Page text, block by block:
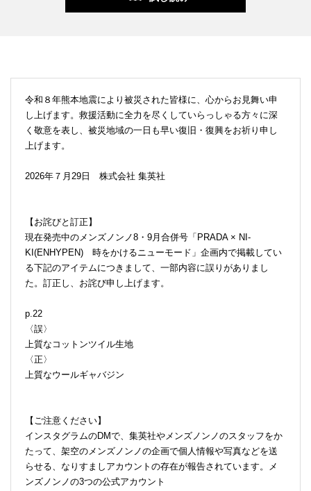
令和８年熊本地震により被災された皆様に、心からお見舞い申
し上げます。救援活動に全力を尽くしていらっしゃる方々に深
く敬意を表し、被災地域の一日も早い復旧・復興をお祈り申し
上げます。
2026年７月29日 株式会社 集英社
【お詫びと訂正】
現在発売中のメンズノンノ8・9月合併号「PRADA × NI-
KI(ENHYPEN) 時をかけるニューモード」企画内で掲載してい
る下記のアイテムにつきまして、一部内容に誤りがありまし
た。訂正し、お詫び申し上げます。
p.22
〈誤〉
上質なコットンツイル生地
〈正〉
上質なウールギャバジン
【ご注意ください】
インスタグラムのDMで、集英社やメンズノンノのスタッフをか
たって、架空のメンズノンノの企画で個人情報や写真などを送
らせる、なりすましアカウントの存在が報告されています。メ
ンズノンノの3つの公式アカウント